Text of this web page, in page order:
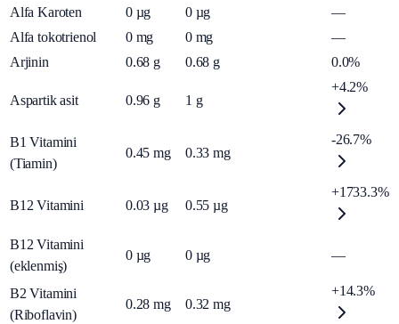
Alfa Karoten 0 µg 0 µg
—
Alfa tokotrienol
0 mg 0 mg
—
Arjinin
0.68 g 0.68 g 0.0%
Aspartik asit 0.96 g 1 g
+4.2%
B1 Vitamini
(Tiamin)
0.45 mg 0.33 mg
-26.7%
B12 Vitamini 0.03 µg 0.55 µg
+1733.3%
B12 Vitamini
(eklenmiş)
0 µg 0 µg —
B2 Vitamini
(Riboflavin)
0.28 mg 0.32 mg
+14.3%